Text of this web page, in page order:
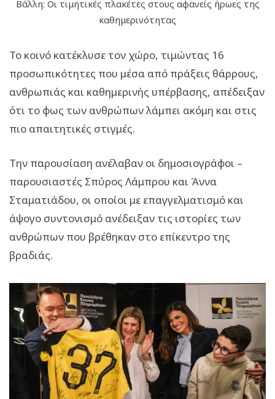
Βάλλη: Οι τιμητικές πλακέτες στους αφανείς ήρωες της
καθημερινότητας
Το κοινό κατέκλυσε τον χώρο, τιμώντας 16
προσωπικότητες που μέσα από πράξεις θάρρους,
ανθρωπιάς και καθημερινής υπέρβασης, απέδειξαν
ότι το φως των ανθρώπων λάμπει ακόμη και στις
πιο απαιτητικές στιγμές.
Την παρουσίαση ανέλαβαν οι δημοσιογράφοι –
παρουσιαστές Σπύρος Λάμπρου και Άννα
Σταματιάδου, οι οποίοι με επαγγελματισμό και
άψογο συντονισμό ανέδειξαν τις ιστορίες των
ανθρώπων που βρέθηκαν στο επίκεντρο της
βραδιάς.